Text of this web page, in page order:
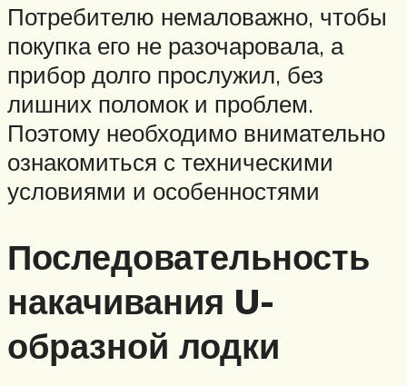
Потребителю немаловажно, чтобы
покупка его не разочаровала, а
прибор долго прослужил, без
лишних поломок и проблем.
Поэтому необходимо внимательно
ознакомиться с техническими
условиями и особенностями
Последовательность
накачивания U-
образной лодки